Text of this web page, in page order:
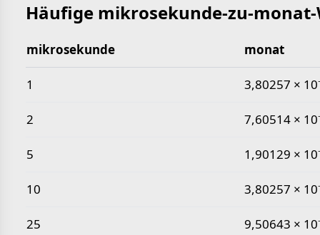
Häufige mikrosekunde-zu-
Häufige mikrosekunde-zu-monat-Werte
mikrosekunde monat
1 3,80257 ×
2 7,60514 ×
5 1,90129 ×
10 3,80257 ×
25 9,50643 ×